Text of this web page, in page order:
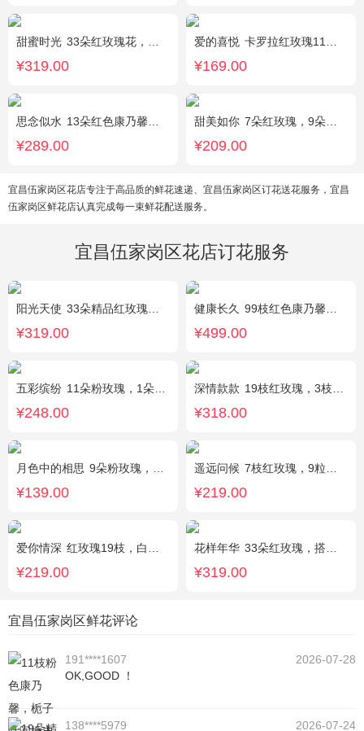
甜蜜时光 33朵红玫瑰花，外围相思梅配花，黑色饰条环绕
¥319.00
爱的喜悦 卡罗拉红玫瑰11枝、白色满天星、尤加利搭配
¥169.00
思念似水 13朵红色康乃馨，5朵粉玫瑰，粉色洋桔梗、红豆、尤加利搭配
¥289.00
甜美如你 7朵红玫瑰，9朵戴安娜粉玫瑰，白色满天星丰满间插，尤加利搭配
¥209.00
宜昌伍家岗区花店专注于高品质的鲜花速递、宜昌伍家岗区订花送花服务，宜昌
伍家岗区鲜花店认真完成每一束鲜花配送服务。
宜昌伍家岗区花店订花服务
阳光天使 33朵精品红玫瑰，外围搭配适量红色、粉色、白色石竹梅。
¥319.00
健康长久 99枝红色康乃馨，满天星丰满围绕。
¥499.00
五彩缤纷 11朵粉玫瑰，1朵粉绣球，白色乒乓菊，桔梗、绿叶搭配
¥248.00
深情款款 19枝红玫瑰，3枝白百合，3枝粉百合，搭配满天星，绿叶等配材
¥318.00
月色中的相思 9朵粉玫瑰，配满天星，绿叶
¥139.00
遥远问候 7枝红玫瑰，9粒巧克力，2只可爱小熊，满天星、绿叶周围点缀；巧克力选择高端品牌（德芙、金莎、费列罗等），具体以当地市场为准，小熊以实物为准。
¥219.00
爱你情深 红玫瑰19枝，白色相思梅、栀子叶搭配
¥219.00
花样年华 33朵红玫瑰，搭配适量石竹梅外围。
¥319.00
宜昌伍家岗区鲜花评论
191****1607
2026-07-28
OK,GOOD ！
138****5979
2026-07-24